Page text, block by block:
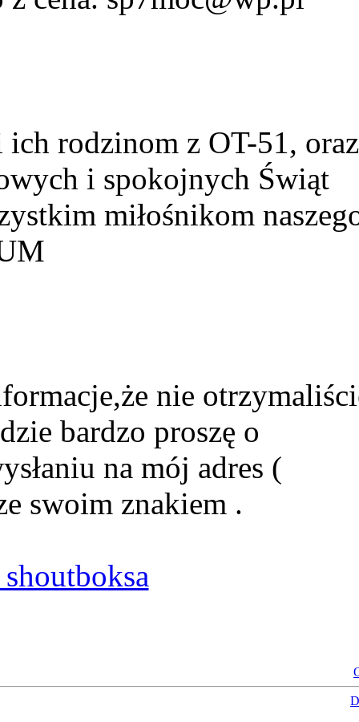
rodzinom z OT-51, oraz
i spokojnych Świąt
miłośnikom
nie
bardzo proszę o
na mój adres (
swoim znakiem .